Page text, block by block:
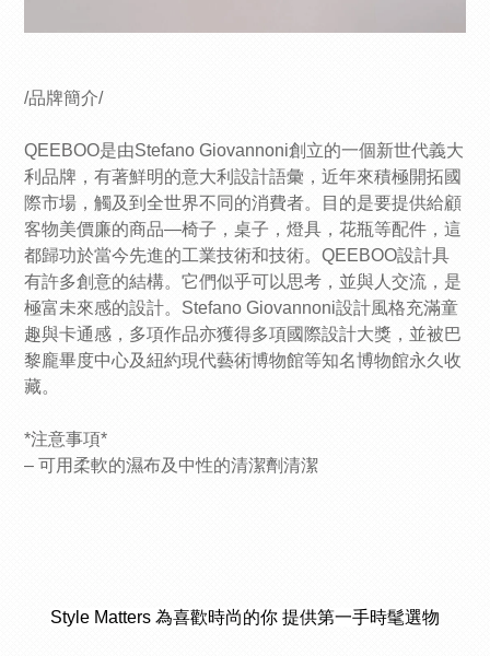
/品牌簡介/
QEEBOO是由Stefano Giovannoni創立的一個新世代義大
利品牌，有著鮮明的意大利設計語彙，近年來積極開拓國
際市場，觸及到全世界不同的消費者。目的是要提供給顧
客物美價廉的商品—椅子，桌子，燈具，花瓶等配件，這
都歸功於當今先進的工業技術和技術。QEEBOO設計具
有許多創意的結構。它們似乎可以思考，並與人交流，是
極富未來感的設計。Stefano Giovannoni設計風格充滿童
趣與卡通感，多項作品亦獲得多項國際設計大獎，並被巴
黎龐畢度中心及紐約現代藝術博物館等知名博物館永久收
藏。
*注意事項*
– 可用柔軟的濕布及中性的清潔劑清潔
Style Matters 為喜歡時尚的你 提供第一手時髦選物